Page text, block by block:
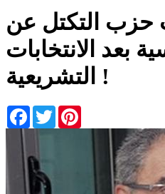
حزب التكتل عن
بعد الانتخابات
التشريعية !
Facebook
Twitter